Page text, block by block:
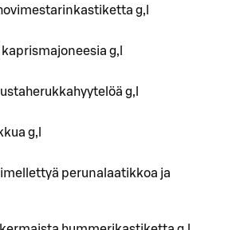
g,l
g,l
g,l
g,l
perunalaatikkoa ja